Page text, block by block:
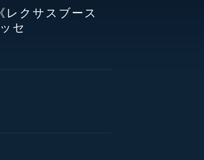
レクサスブース
セ